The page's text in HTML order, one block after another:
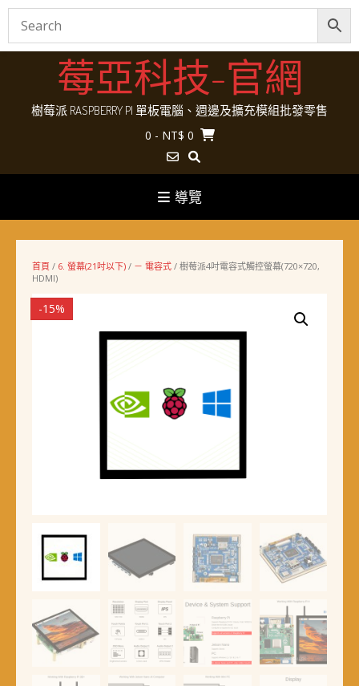
Skip
莓亞科技-官網
樹莓派 RASPBERRY PI 單板電腦、週邊及擴充模組批發零售
0 - NT$ 0
導覽
首頁 / 6. 螢幕(21吋以下) / － 電容式 / 樹莓派4吋電容式觸控螢幕(720×720,
HDMI)
-15%